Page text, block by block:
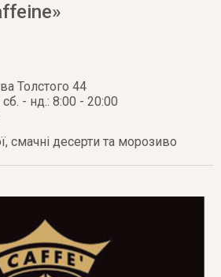
Толстого 44
- нд.: 8:00 - 20:00
смачні десерти та морозиво